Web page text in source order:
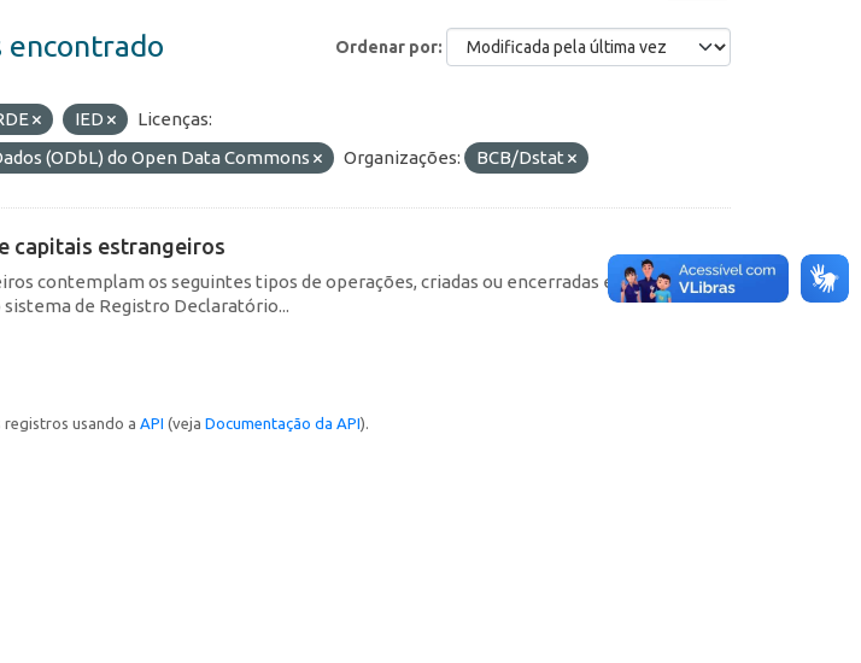
Ordenar por
encontrado
IED
Licenças:
(ODbL) do Open Data Commons
Organizações: BCB/Dstat
capitais estrangeiros
contemplam os seguintes tipos de operações, criadas ou encerradas em cada
de Registro Declaratório...
registros usando a API (veja Documentação da API).